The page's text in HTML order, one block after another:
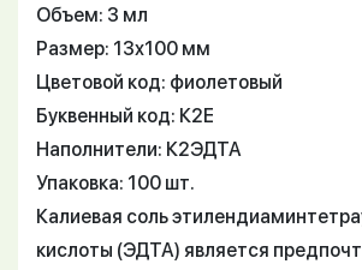
Объем: 3 мл
Размер: 13х100 мм
Цветовой код: фиолетовый
Буквенный код: К2Е
Наполнители: К2ЭДТА
Упаковка: 100 шт.
Калиевая соль
кислоты (ЭДТА) является